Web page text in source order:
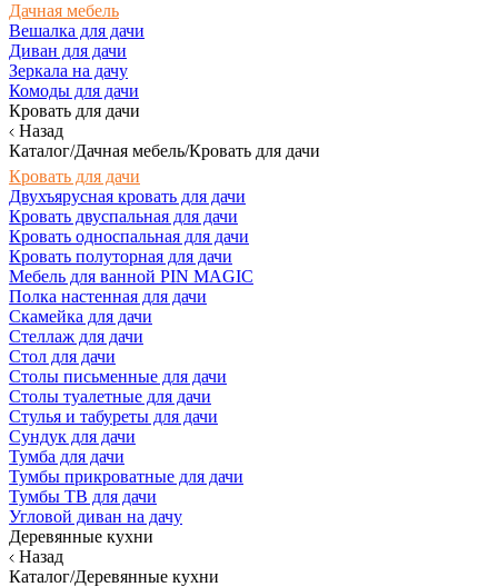
Дачная мебель
Вешалка для дачи
Диван для дачи
Зеркала на дачу
Комоды для дачи
Кровать для дачи
Назад
Каталог/Дачная мебель/Кровать для дачи
Кровать для дачи
Двухъярусная кровать для дачи
Кровать двуспальная для дачи
Кровать односпальная для дачи
Кровать полуторная для дачи
Мебель для ванной PIN MAGIC
Полка настенная для дачи
Скамейка для дачи
Стеллаж для дачи
Стол для дачи
Столы письменные для дачи
Столы туалетные для дачи
Стулья и табуреты для дачи
Сундук для дачи
Тумба для дачи
Тумбы прикроватные для дачи
Тумбы ТВ для дачи
Угловой диван на дачу
Деревянные кухни
Назад
Каталог/Деревянные кухни